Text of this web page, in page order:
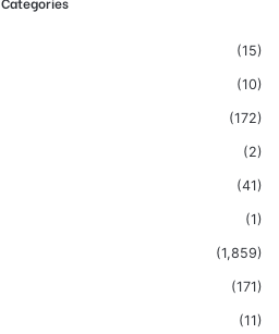
(15)
(10)
(172)
(2)
(41)
(1)
(1,859)
(171)
(11)